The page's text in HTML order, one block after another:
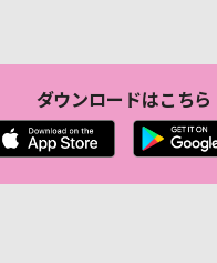
ダウンロードはこちら